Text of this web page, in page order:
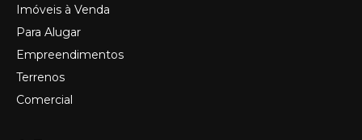
Imóveis à Venda
Para Alugar
Empreendimentos
Terrenos
Comercial